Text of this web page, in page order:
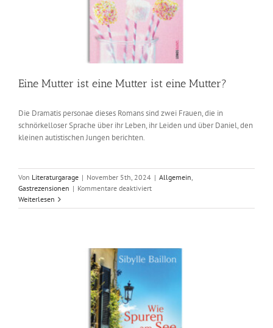
Eine Mutter ist eine Mutter ist eine Mutter?
Die Dramatis personae dieses Romans sind zwei Frauen, die in
schnörkelloser Sprache über ihr Leben, ihr Leiden und über Daniel, den
kleinen autistischen Jungen berichten.
Von Literaturgarage | November 5th, 2024 | Allgemein,
Gastrezensionen | Kommentare deaktiviertfür
Mutter
ist
eine
Weiterlesen